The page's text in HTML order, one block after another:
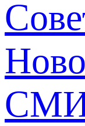
СМИ